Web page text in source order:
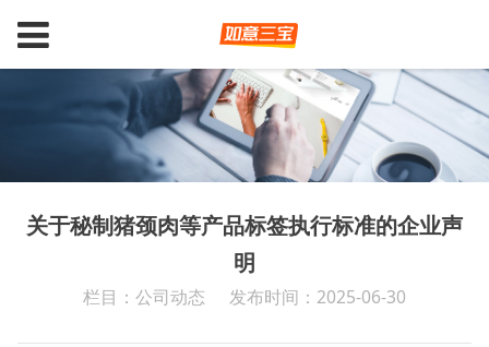
关于秘制猪颈肉等产品标签执行标准的企业声
明
栏目：公司动态 发布时间：2025-06-30